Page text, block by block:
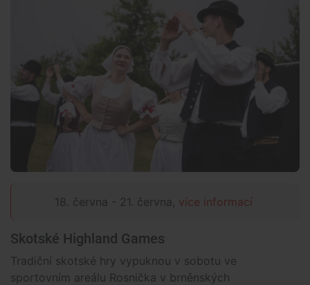
18. června - 21. června, více informací
Skotské Highland Games
Tradiční skotské hry vypuknou v sobotu ve
sportovním areálu Rosnička v brněnských